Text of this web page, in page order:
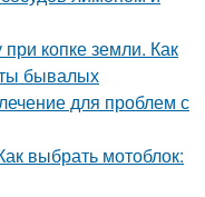
копке земли. Как
бывалых
для проблем с
выбрать мотоблок: